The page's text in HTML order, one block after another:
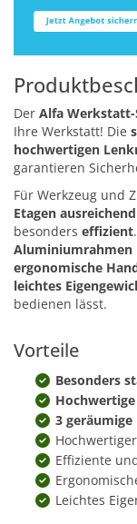
Der Alfa Werkstatt-
Ihre Werkstatt! Die
hochwertigen
garantieren
Für Werkzeug und
Etagen
besonders effizient
Aluminiumrahmen
ergonomische
leichtes
bedienen lässt.
Vorteile
Besonders
3 geräumige
Effiziente
Leichtes